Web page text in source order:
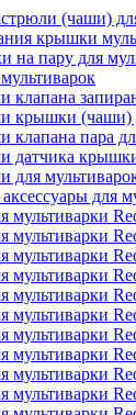
(чаши)
крышки
на пару для
клапана
крышки (чаши)
клапана пара
датчика
для
для
мультиварки
мультиварки
мультиварки
мультиварки
мультиварки
мультиварки
мультиварки
мультиварки
мультиварки
мультиварки